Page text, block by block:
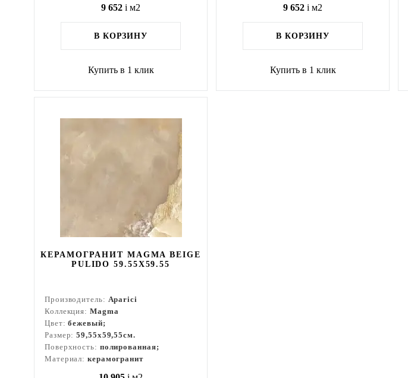
9 652 i м2
В КОРЗИНУ
Купить в 1 клик
9 652 i м2
В КОРЗИНУ
Купить в 1 клик
КЕРАМОГРАНИТ MAGMA BEIGE
PULIDO 59.55X59.55
Производитель: Aparici
Коллекция: Magma
Цвет:бежевый;
Размер:59,55x59,55см.
Поверхность: полированная;
Материал: керамогранит